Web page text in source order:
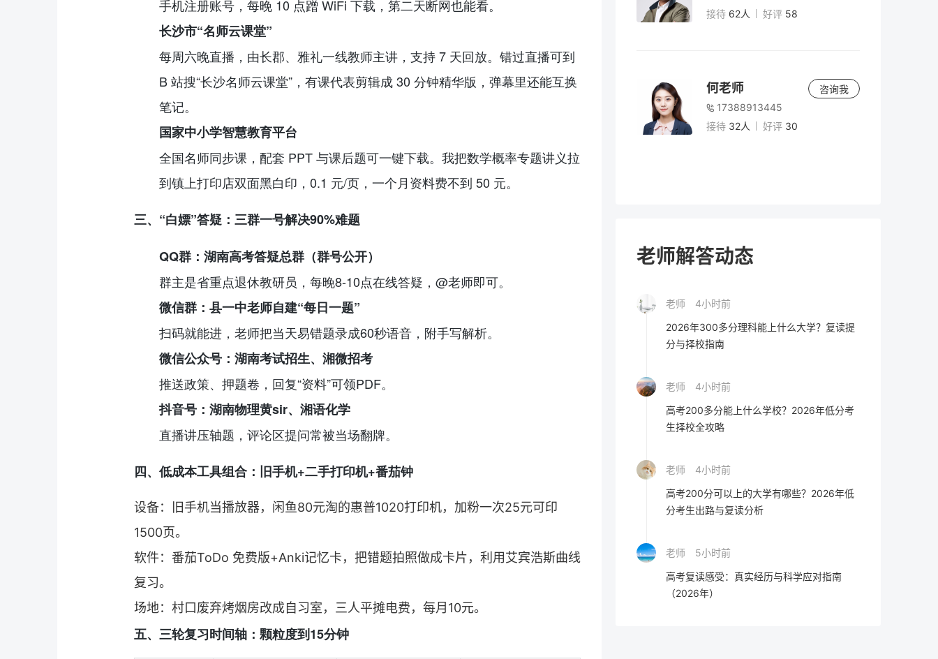
手机注册账号，每晚 10 点蹭 WiFi 下载，第二天断网也能看。
长沙市“名师云课堂”
每周六晚直播，由长郡、雅礼一线教师主讲，支持 7 天回放。错过直播可到
B 站搜“长沙名师云课堂”，有课代表剪辑成 30 分钟精华版，弹幕里还能互换
笔记。
国家中小学智慧教育平台
全国名师同步课，配套 PPT 与课后题可一键下载。我把数学概率专题讲义拉
到镇上打印店双面黑白印，0.1 元/页，一个月资料费不到 50 元。
三、“白嫖”答疑：三群一号解决90%难题
QQ群：湖南高考答疑总群（群号公开）
群主是省重点退休教研员，每晚8-10点在线答疑，@老师即可。
微信群：县一中老师自建“每日一题”
扫码就能进，老师把当天易错题录成60秒语音，附手写解析。
微信公众号：湖南考试招生、湘微招考
推送政策、押题卷，回复“资料”可领PDF。
抖音号：湖南物理黄sir、湘语化学
直播讲压轴题，评论区提问常被当场翻牌。
四、低成本工具组合：旧手机+二手打印机+番茄钟
设备：旧手机当播放器，闲鱼80元淘的惠普1020打印机，加粉一次25元可印
1500页。
软件：番茄ToDo 免费版+Anki记忆卡，把错题拍照做成卡片，利用艾宾浩斯曲线
复习。
场地：村口废弃烤烟房改成自习室，三人平摊电费，每月10元。
五、三轮复习时间轴：颗粒度到15分钟
接待 62人 好评 58
何老师
17388913445
接待 32人 好评 30
咨询我
老师解答动态
与注意事项
2026年高考时间安排全解析：复读生如何把
握关键节点？
老师
2026年高考300分以下能上什么学校？专
科、高职与复读选择全解析
老师
4小时前
2026年300多分理科能上什么大学？复读提
分与择校指南
老师
4小时前
高考200多分能上什么学校？2026年低分考
生择校全攻略
老师
4小时前
高考200分可以上的大学有哪些？2026年低
分考生出路与复读分析
老师
5小时前
高考复读感受：真实经历与科学应对指南
（2026年）